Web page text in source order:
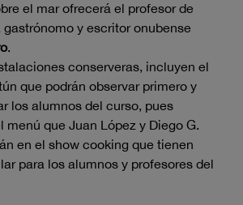
el mar ofrecerá el profesor de
gastrónomo y escritor onubense
.
conserveras, incluyen el
que podrán observar primero y
los alumnos del curso, pues
menú que Juan López y Diego G.
en el show cooking que tienen
para los alumnos y profesores del